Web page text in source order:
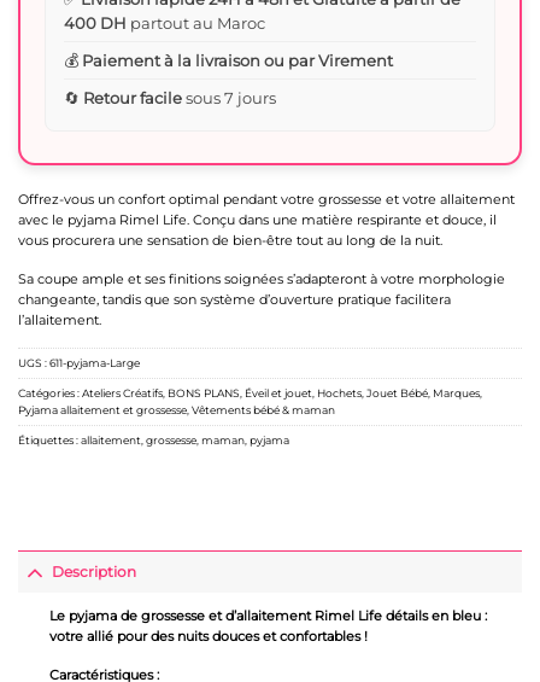
Offrez-vous un confort optimal pendant votre grossesse et votre allaitement
avec le pyjama Rimel Life. Conçu dans une matière respirante et douce, il
vous procurera une sensation de bien-être tout au long de la nuit.
Sa coupe ample et ses finitions soignées s’adapteront à votre morphologie
changeante, tandis que son système d’ouverture pratique facilitera
l’allaitement.
400 DH partout au Maroc
💰 Paiement à la livraison ou par Virement
🔄 Retour facilesous 7 jours
UGS :611-pyjama-Large
Catégories :Ateliers Créatifs BONS PLANS Éveil et jouet Hochets Jouet Bébé Marques
Pyjama allaitement et grossesse Vêtements bébé & maman
Étiquettes :allaitement grossesse maman pyjama
Description
Le pyjama de grossesse et d’allaitement Rimel Life détails en bleu :
votre allié pour des nuits douces et confortables !
Caractéristiques :